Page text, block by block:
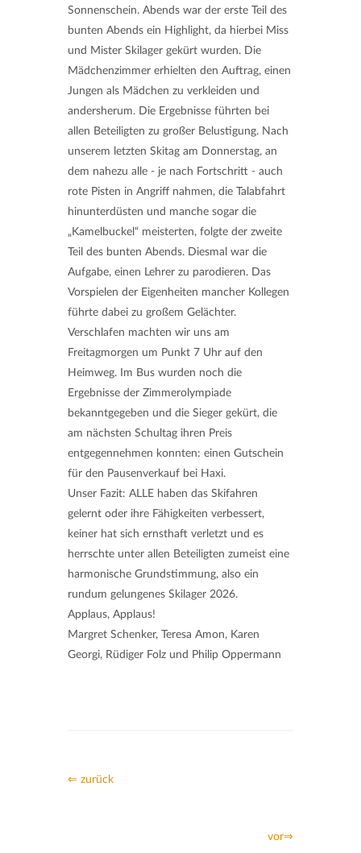
Sonnenschein. Abends war der erste Teil des
bunten Abends ein Highlight, da hierbei Miss
und Mister Skilager gekürt wurden. Die
Mädchenzimmer erhielten den Auftrag, einen
Jungen als Mädchen zu verkleiden und
andersherum. Die Ergebnisse führten bei
allen Beteiligten zu großer Belustigung. Nach
unserem letzten Skitag am Donnerstag, an
dem nahezu alle - je nach Fortschritt - auch
rote Pisten in Angriff nahmen, die Talabfahrt
hinunterdüsten und manche sogar die
„Kamelbuckel“ meisterten, folgte der zweite
Teil des bunten Abends. Diesmal war die
Aufgabe, einen Lehrer zu parodieren. Das
Vorspielen der Eigenheiten mancher Kollegen
führte dabei zu großem Gelächter.
Verschlafen machten wir uns am
Freitagmorgen um Punkt 7 Uhr auf den
Heimweg. Im Bus wurden noch die
Ergebnisse der Zimmerolympiade
bekanntgegeben und die Sieger gekürt, die
am nächsten Schultag ihren Preis
entgegennehmen konnten: einen Gutschein
für den Pausenverkauf bei Haxi.
Unser Fazit: ALLE haben das Skifahren
gelernt oder ihre Fähigkeiten verbessert,
keiner hat sich ernsthaft verletzt und es
herrschte unter allen Beteiligten zumeist eine
harmonische Grundstimmung, also ein
rundum gelungenes Skilager 2026.
Applaus, Applaus!
Margret Schenker, Teresa Amon, Karen
Georgi, Rüdiger Folz und Philip Oppermann
⇐ zurück
vor⇒